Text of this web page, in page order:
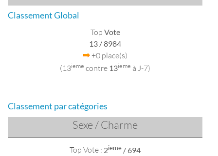
Classement Global
Top Vote
13 / 8984
+0 place(s)
(13ieme contre 13ieme à J-7)
Classement par catégories
Sexe / Charme
Top Vote : 2ieme / 694